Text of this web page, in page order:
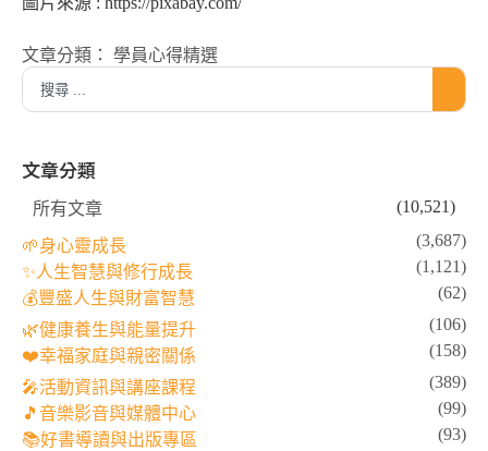
文章分類： 學員心得精選
文章分類
所有文章 (10,521)
🌱身心靈成長
(3,687)
✨人生智慧與修行成長
(1,121)
💰豐盛人生與財富智慧
(62)
🌿健康養生與能量提升
(106)
❤️幸福家庭與親密關係
(158)
🎤活動資訊與講座課程
(389)
🎵音樂影音與媒體中心
(99)
📚好書導讀與出版專區
(93)